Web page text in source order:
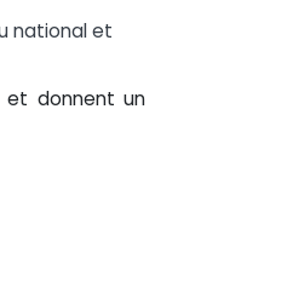
national et
et donnent un